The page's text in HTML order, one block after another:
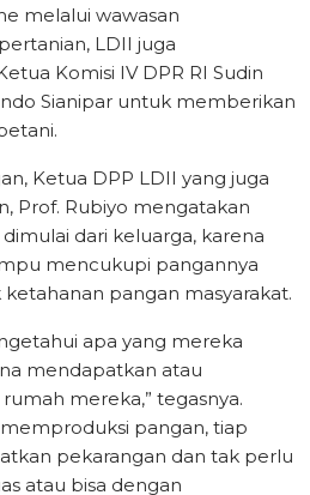
melalui wawasan
LDII juga
Komisi IV DPR RI Sudin
Sianipar untuk memberikan
Ketua DPP LDII yang juga
Prof. Rubiyo mengatakan
dari keluarga, karena
mencukupi pangannya
pangan masyarakat.
apa yang mereka
mendapatkan atau
mereka,” tegasnya.
pangan, tiap
pekarangan dan tak perlu
atau bisa dengan